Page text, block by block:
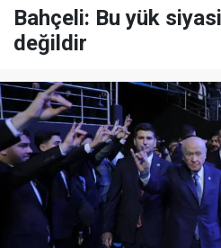
Bahçeli: Bu yük
değildir